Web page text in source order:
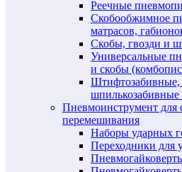
Реечные
Скобообжимное
матрасов,
Скобы, гвозди и
Универсальные
и скобы
Штифтозабивные,
Пневмоинструмент для
перемешивания
Наборы ударных
Переходники для